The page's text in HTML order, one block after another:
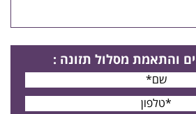
והתאמת מסלול תזונה :